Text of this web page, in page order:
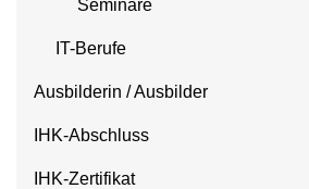
Seminare
IT-Berufe
Ausbilderin / Ausbilder
IHK-Abschluss
IHK-Zertifikat